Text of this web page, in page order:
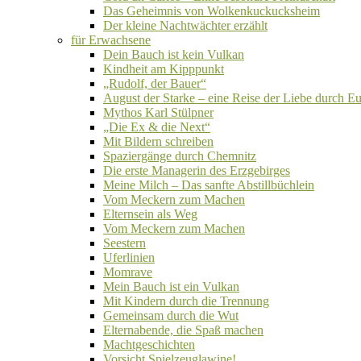
Das Geheimnis von Wolkenkuckucksheim
Der kleine Nachtwächter erzählt
für Erwachsene
Dein Bauch ist kein Vulkan
Kindheit am Kipppunkt
„Rudolf, der Bauer“
August der Starke – eine Reise der Liebe durch
Mythos Karl Stülpner
„Die Ex & die Next“
Mit Bildern schreiben
Spaziergänge durch Chemnitz
Die erste Managerin des Erzgebirges
Meine Milch – Das sanfte Abstillbüchlein
Vom Meckern zum Machen
Elternsein als Weg
Vom Meckern zum Machen
Seestern
Uferlinien
Momrave
Mein Bauch ist ein Vulkan
Mit Kindern durch die Trennung
Gemeinsam durch die Wut
Elternabende, die Spaß machen
Machtgeschichten